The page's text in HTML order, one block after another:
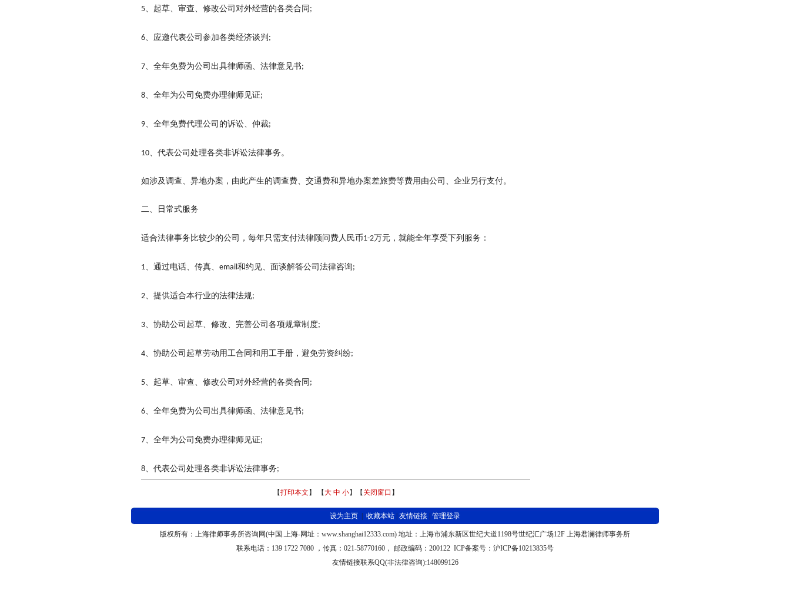
5、起草、审查、修改公司对外经营的各类合同 ;
6、应邀代表公司参加各类经济谈判 ;
7、全年免费为公司出具律师函、法律意见书;
8、全年为公司免费办理律师见证;
9、全年免费代理公司的诉讼、仲裁;
10、代表公司处理各类非诉讼法律事务。
如涉及调查、异地办案，由此产生的调查费、交通费和异地办案差旅费等费用由公司、企业另行支付。
二、日常式服务
适合法律事务比较少的公司，每年只需支付法律顾问费人民币1-2万元，就能全年享受下列服务：
1、通过电话、传真、 email和约见、面谈解答公司法律咨询;
2、提供适合本行业的法律法规;
3、协助公司起草、修改、完善公司各项规章制度;
4、协助公司起草劳动用工合同和用工手册，避免劳资纠纷;
5、起草、审查、修改公司对外经营的各类合同 ;
6、全年免费为公司出具律师函、法律意见书;
7、全年为公司免费办理律师见证;
8、代表公司处理各类非诉讼法律事务;
【打印本文 】 【大 中 小】【 关闭窗口 】
设为主页 收藏本站 友情链接 管理登录
版权所有：上海律师事务所咨询网(中国 .上海-网址： www.shanghai12333.com) 地址：上海市浦东新区世纪大道1198号世纪汇广场12F 上海君澜律师事务所
联系电话： 139 1722 7080 ， 传真： 021-58770160， 邮政编码： 200122 ICP备案号：沪ICP备10213835号
友情链接联系QQ(非法律咨询):148099126